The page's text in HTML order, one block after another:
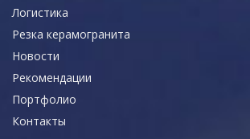
Логистика
Резка керамогранита
Новости
Рекомендации
Портфолио
Контакты